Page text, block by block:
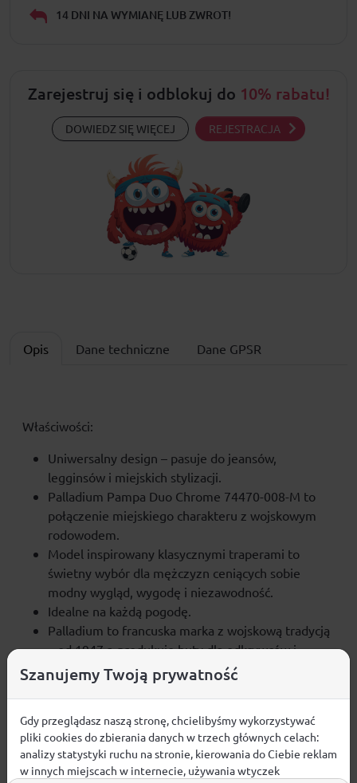
14 DNI NA WYMIANĘ LUB ZWROT!
Zarejestruj się i odblokuj do 10% rabatu!
DOWIEDZ SIĘ WIĘCEJ REJESTRACJA
Opis Dane techniczne Dane GPSR
Właściwości:
Uniwersalny design – pasuje do jeansów,
legginsów i miejskich stylizacji.
Palladium Pampa Duo Chrome 74470-008-M to
połączenie miejskiego charakteru z wojskowym
rodowodem.
Model inspirowany klasycznymi traperami to
świetny wybór dla mężczyzn ceniących sobie
modny wygląd, wygodę i niezawodność.
Idealne na każdą pogodę.
Palladium to francuska marka z wojskową tradycją
– od 1947 r. produkuje buty dla odkrywców i
podróżników.
Opinie
Szanujemy Twoją prywatność
Gdy przeglądasz naszą stronę, chcielibyśmy wykorzystywać
pliki cookies do zbierania danych w trzech głównych celach:
analizy statystyki ruchu na stronie, kierowania do Ciebie reklam
w innych miejscach w internecie, używania wtyczek